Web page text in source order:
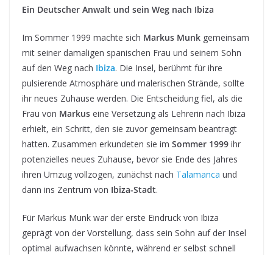
Ein Deutscher Anwalt und sein Weg nach Ibiza
Im Sommer 1999 machte sich Markus Munk gemeinsam
mit seiner damaligen spanischen Frau und seinem Sohn
auf den Weg nach Ibiza. Die Insel, berühmt für ihre
pulsierende Atmosphäre und malerischen Strände, sollte
ihr neues Zuhause werden. Die Entscheidung fiel, als die
Frau von Markus eine Versetzung als Lehrerin nach Ibiza
erhielt, ein Schritt, den sie zuvor gemeinsam beantragt
hatten. Zusammen erkundeten sie im Sommer 1999 ihr
potenzielles neues Zuhause, bevor sie Ende des Jahres
ihren Umzug vollzogen, zunächst nach Talamanca und
dann ins Zentrum von Ibiza-Stadt.
Für Markus Munk war der erste Eindruck von Ibiza
geprägt von der Vorstellung, dass sein Sohn auf der Insel
optimal aufwachsen könnte, während er selbst schnell